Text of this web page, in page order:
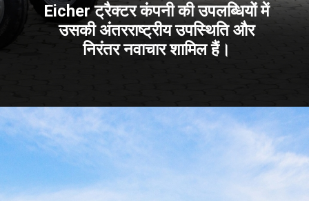
Eicher ट्रैक्टर कंपनी की उपलब्धियों में
उसकी अंतरराष्ट्रीय उपस्थिति और
निरंतर नवाचार शामिल हैं।